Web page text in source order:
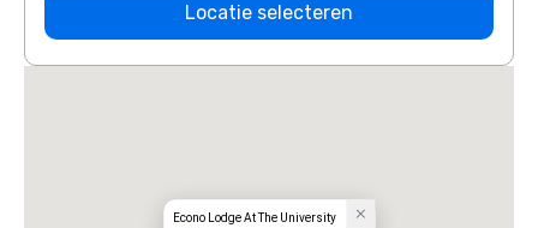
Locatie selecteren
Econo Lodge At The University